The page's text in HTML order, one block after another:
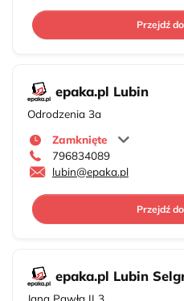
Przejdź
epaka.pl Lubin
Odrodzenia 3a
Zamknięte
796834089
lubin@epaka.pl
Przejdź
epaka.pl Lubin